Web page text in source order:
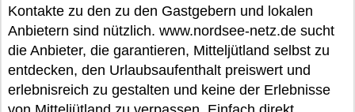
Kontakte zu den zu den Gastgebern und lokalen
Anbietern sind nützlich. www.nordsee-netz.de sucht
die Anbieter, die garantieren, Mitteljütland selbst zu
entdecken, den Urlaubsaufenthalt preiswert und
erlebnisreich zu gestalten und keine der Erlebnisse